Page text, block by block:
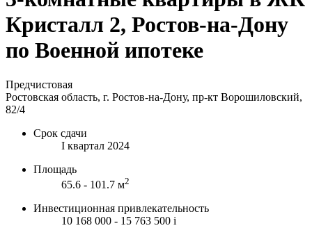
Кристалл 2, Ростов-на-Дону
по Военной ипотеке
Предчистовая
Ростовская область, г. Ростов-на-Дону, пр-кт Ворошиловский,
82/4
Срок сдачи
I квартал 2024
Площадь
65.6 - 101.7 м2
Инвестиционная привлекательность
10 168 000 - 15 763 500 i